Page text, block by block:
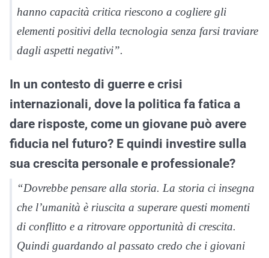
hanno capacità critica riescono a cogliere gli
elementi positivi della tecnologia senza farsi traviare
dagli aspetti negativi”.
In un contesto di guerre e crisi
internazionali, dove la politica fa fatica a
dare risposte, come un giovane può avere
fiducia nel futuro? E quindi investire sulla
sua crescita personale e professionale?
“Dovrebbe pensare alla storia. La storia ci insegna
che l’umanità è riuscita a superare questi momenti
di conflitto e a ritrovare opportunità di crescita.
Quindi guardando al passato credo che i giovani